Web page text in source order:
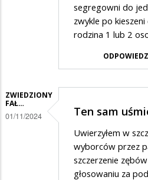
segregowni do
zwykle po
rodzina 1 lub 2
ODPOWIEDZ
ZWIEDZIONY
FAŁ…
01/11/2024 Ten sam
Uwierzyłem w
wyborców przez
szczerzenie
głosowaniu za